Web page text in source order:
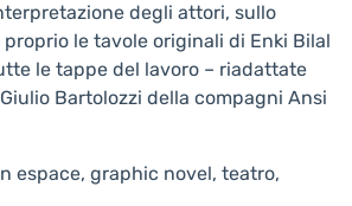
degli attori, sullo
le tavole originali di Enki Bilal
le tappe del lavoro – riadattate
Bartolozzi della compagni Ansi
espace, graphic novel, teatro,